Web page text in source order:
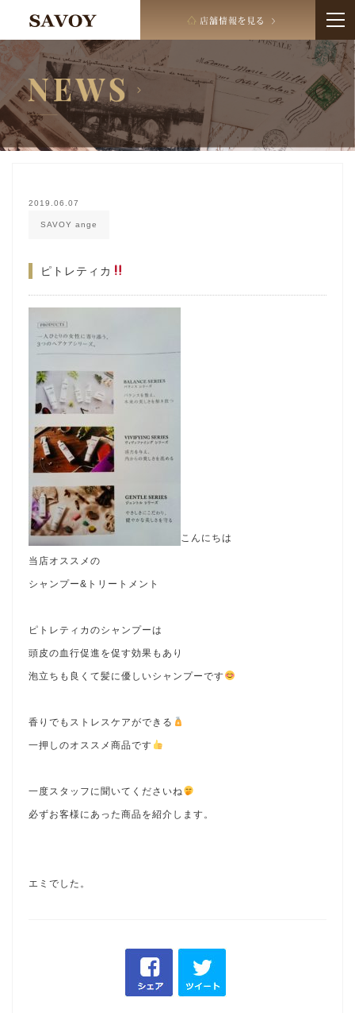
2019.06.07
SAVOY ange
ピトレティカ
こんにちは
当店オススメの
シャンプー&トリートメント
ピトレティカのシャンプーは
頭皮の血行促進を促す効果もあり
泡立ちも良くて髪に優しいシャンプーです
香りでもストレスケアができる
一押しのオススメ商品です
一度スタッフに聞いてくださいね
必ずお客様にあった商品を紹介します。
エミでした。